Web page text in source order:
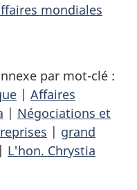
mondiales
par mot-clé :
| Affaires
| Négociations et
| grand
| L'hon. Chrystia